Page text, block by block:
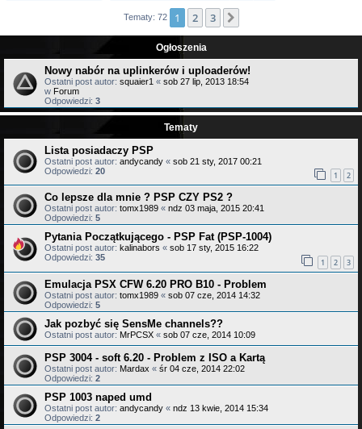
Tematy: 72 1 2 3
Ogłoszenia
Nowy nabór na uplinkerów i uploaderów!
Ostatni post autor: squaier1 « sob 27 lip, 2013 18:54
w Forum
Odpowiedzi: 3
Tematy
Lista posiadaczy PSP
Ostatni post autor: andycandy « sob 21 sty, 2017 00:21
Odpowiedzi: 20 1 2
Co lepsze dla mnie ? PSP CZY PS2 ?
Ostatni post autor: tomx1989 « ndz 03 maja, 2015 20:41
Odpowiedzi: 5
Pytania Początkującego - PSP Fat (PSP-1004)
Ostatni post autor: kalinabors « sob 17 sty, 2015 16:22
Odpowiedzi: 35 1 2 3
Emulacja PSX CFW 6.20 PRO B10 - Problem
Ostatni post autor: tomx1989 « sob 07 cze, 2014 14:32
Odpowiedzi: 5
Jak pozbyć się SensMe channels??
Ostatni post autor: MrPCSX « sob 07 cze, 2014 10:09
PSP 3004 - soft 6.20 - Problem z ISO a Kartą
Ostatni post autor: Mardax « śr 04 cze, 2014 22:02
Odpowiedzi: 2
PSP 1003 naped umd
Ostatni post autor: andycandy « ndz 13 kwie, 2014 15:34
Odpowiedzi: 2